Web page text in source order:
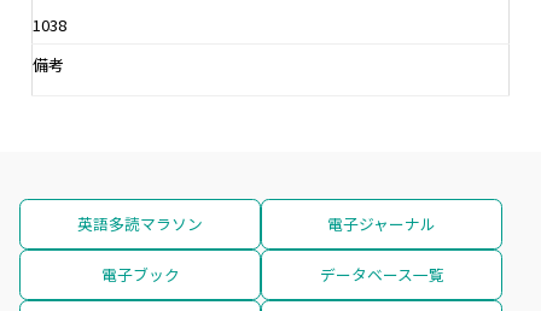
1038
備考
英語多読マラソン 電子ジャーナル
電子ブック データベース一覧